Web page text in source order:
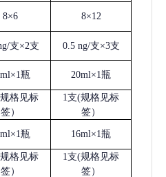
8×6 8×12
支×2支 0.5 ng/支×3支
瓶 20ml×1瓶
格见标
签）
1支(规格见标
签）
瓶 16ml×1瓶
格见标
签）
1支(规格见标
签）